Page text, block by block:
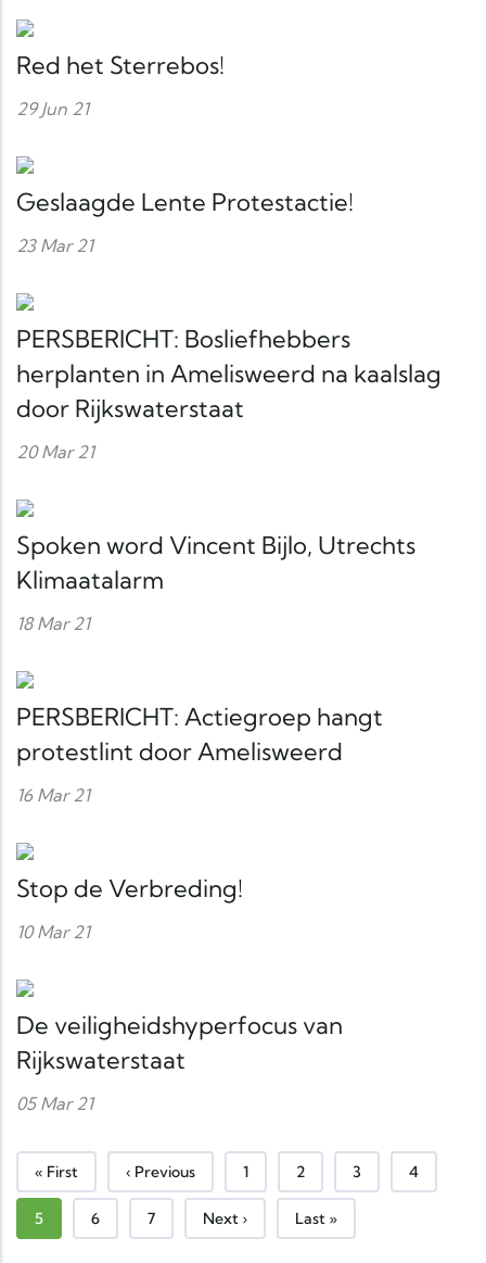
Red het Sterrebos!
29 Jun 21
Geslaagde Lente Protestactie!
23 Mar 21
PERSBERICHT: Bosliefhebbers
herplanten in Amelisweerd na kaalslag
door Rijkswaterstaat
20 Mar 21
Spoken word Vincent Bijlo, Utrechts
Klimaatalarm
18 Mar 21
PERSBERICHT: Actiegroep hangt
protestlint door Amelisweerd
16 Mar 21
Stop de Verbreding!
10 Mar 21
De veiligheidshyperfocus van
Rijkswaterstaat
05 Mar 21
First page
« First Previous page
‹ Previous Page
1 Page
2 Page
3 Page
4
Current page
5 Page
6 Page
7 Next page
Next › Last page
Last »